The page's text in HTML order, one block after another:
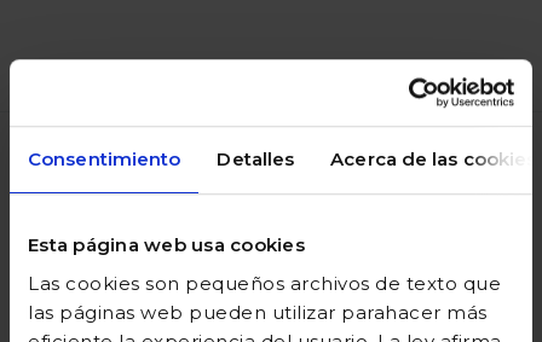
Consentimiento Detalles Acerca de las cookies
Esta página web usa cookies
Las cookies son pequeños archivos de texto que
las páginas web pueden utilizar parahacer más
VENTAJAS
envío gratuito
Puntos de